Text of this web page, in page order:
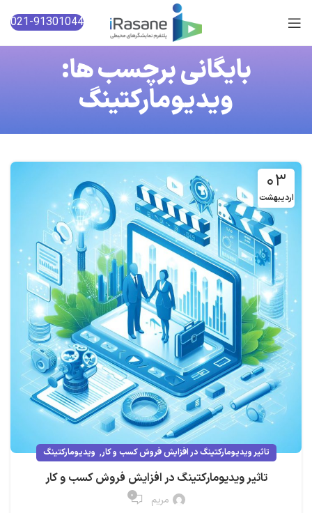
021-91301044
بایگانی برچسب ها:
ویدیومارکتینگ
۰۳
اردیبهشت
تاثیر ویدیومارکتینگ در افزایش فروش کسب و کار, ویدیومارکتینگ
تاثیر ویدیومارکتینگ در افزایش فروش کسب و کار
مریم ۰